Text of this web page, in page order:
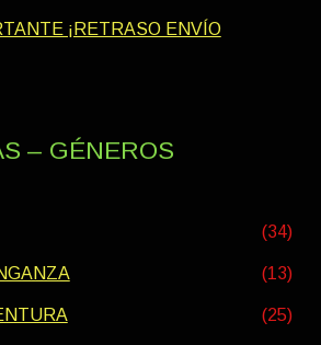
¡RETRASO ENVÍO
– GÉNEROS
(34)
(13)
(25)